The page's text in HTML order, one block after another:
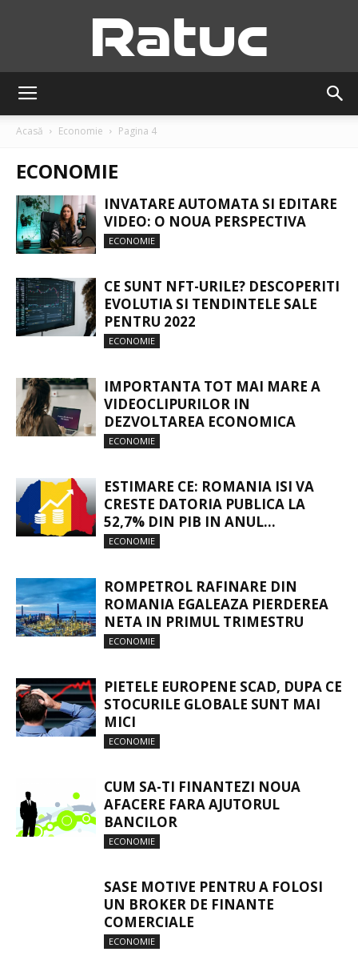
Acasă Economie Pagina 4
ECONOMIE
INVATARE AUTOMATA SI EDITARE
VIDEO: O NOUA PERSPECTIVA
ECONOMIE
CE SUNT NFT-URILE? DESCOPERITI
EVOLUTIA SI TENDINTELE SALE
PENTRU 2022
ECONOMIE
IMPORTANTA TOT MAI MARE A
VIDEOCLIPURILOR IN
DEZVOLTAREA ECONOMICA
ECONOMIE
ESTIMARE CE: ROMANIA ISI VA
CRESTE DATORIA PUBLICA LA
52,7% DIN PIB IN ANUL...
ECONOMIE
ROMPETROL RAFINARE DIN
ROMANIA EGALEAZA PIERDEREA
NETA IN PRIMUL TRIMESTRU
ECONOMIE
PIETELE EUROPENE SCAD, DUPA CE
STOCURILE GLOBALE SUNT MAI
MICI
ECONOMIE
CUM SA-TI FINANTEZI NOUA
AFACERE FARA AJUTORUL
BANCILOR
ECONOMIE
SASE MOTIVE PENTRU A FOLOSI
UN BROKER DE FINANTE
COMERCIALE
ECONOMIE